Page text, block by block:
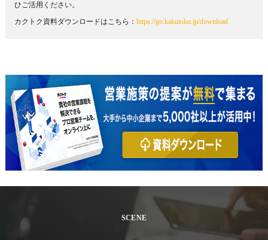
ひご活用ください。
カクトク資料ダウンロードはこちら： https://go.kakutoku.jp/download
SCENE